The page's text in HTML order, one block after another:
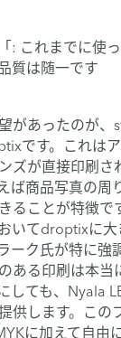
: これまでに使
質は随一です
があったのが、
です。これは
ズが直接印刷さ
ば商品写真の周
ることが特徴で
いてdroptixに
ーク氏が特に強
ある印刷は本当
しても、Nyala
供します。この
に加えて自由